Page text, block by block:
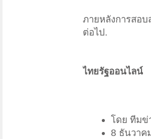
ภายหลังการสอ
ต่อไป.
ไทยรัฐออนไลน์
โดย ทีมข่
8 ธันวาค